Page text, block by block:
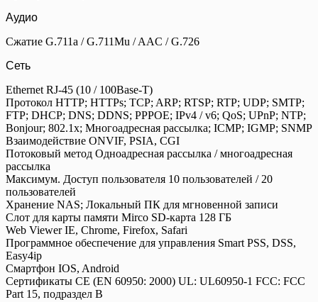
Аудио
Сжатие G.711a / G.711Mu / AAC / G.726
Сеть
Ethernet RJ-45 (10 / 100Base-T)
Протокол HTTP; HTTPs; TCP; ARP; RTSP; RTP; UDP; SMTP;
FTP; DHCP; DNS; DDNS; PPPOE; IPv4 / v6; QoS; UPnP; NTP;
Bonjour; 802.1x; Многоадресная рассылка; ICMP; IGMP; SNMP
Взаимодействие ONVIF, PSIA, CGI
Потоковый метод Одноадресная рассылка / многоадресная
рассылка
Максимум. Доступ пользователя 10 пользователей / 20
пользователей
Хранение NAS; Локальный ПК для мгновенной записи
Cлот для карты памяти Mirco SD-карта 128 ГБ
Web Viewer IE, Chrome, Firefox, Safari
Программное обеспечение для управления Smart PSS, DSS,
Easy4ip
Смартфон IOS, Android
Сертификаты CE (EN 60950: 2000) UL: UL60950-1 FCC: FCC
Part 15, подраздел B